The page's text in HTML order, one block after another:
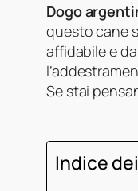
Dogo
questo cane
affidabile e
Se stai
Indice